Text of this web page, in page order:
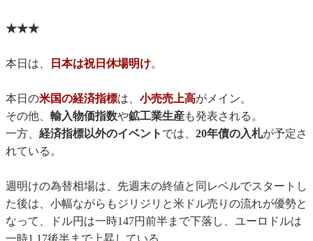
★★★
本日は、 日本は祝日休場明け。
本日の米国の経済指標は、 小売売上高がメイン。
その他、 輸入物価指数や鉱工業生産も発表される。
一方、 経済指標以外のイベント では、 20年債の入札が予定さ
れている。
週明けの為替相場は、先週末の終値と同レベルでスタートし
た後は、小幅ながらもジリジリと米ドル売りの流れが優勢と
なって、ドル円は一時147円前半まで下落し、ユーロドルは